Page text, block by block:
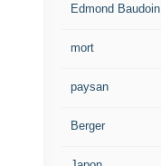
Edmond Baudoin
mort
paysan
Berger